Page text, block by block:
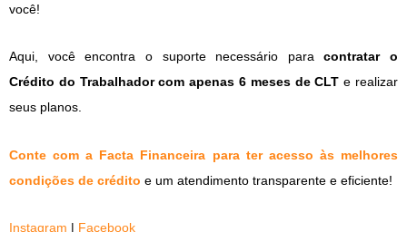
você!
Aqui, você encontra o suporte necessário paracontratar o
Crédito do Trabalhador com apenas 6 meses de CLT e realizar
seus planos.
Conte com a Facta Financeira para ter acesso às melhores
condições de crédito e um atendimento transparente e eficiente!
Instagram | Facebook